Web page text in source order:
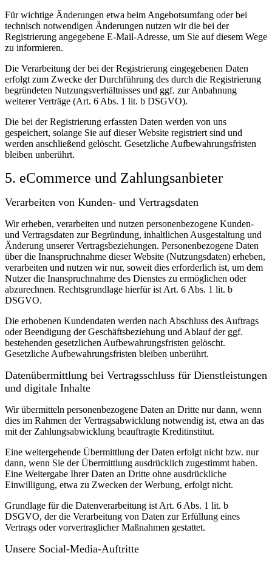
Für wichtige Änderungen etwa beim Angebotsumfang oder bei
technisch notwendigen Änderungen nutzen wir die bei der
Registrierung angegebene E-Mail-Adresse, um Sie auf diesem Wege
zu informieren.
Die Verarbeitung der bei der Registrierung eingegebenen Daten
erfolgt zum Zwecke der Durchführung des durch die Registrierung
begründeten Nutzungsverhältnisses und ggf. zur Anbahnung
weiterer Verträge (Art. 6 Abs. 1 lit. b DSGVO).
Die bei der Registrierung erfassten Daten werden von uns
gespeichert, solange Sie auf dieser Website registriert sind und
werden anschließend gelöscht. Gesetzliche Aufbewahrungsfristen
bleiben unberührt.
5. eCommerce und Zahlungs­anbieter
Verarbeiten von Kunden- und Vertragsdaten
Wir erheben, verarbeiten und nutzen personenbezogene Kunden-
und Vertragsdaten zur Begründung, inhaltlichen Ausgestaltung und
Änderung unserer Vertragsbeziehungen. Personenbezogene Daten
über die Inanspruchnahme dieser Website (Nutzungsdaten) erheben,
verarbeiten und nutzen wir nur, soweit dies erforderlich ist, um dem
Nutzer die Inanspruchnahme des Dienstes zu ermöglichen oder
abzurechnen. Rechtsgrundlage hierfür ist Art. 6 Abs. 1 lit. b
DSGVO.
Die erhobenen Kundendaten werden nach Abschluss des Auftrags
oder Beendigung der Geschäftsbeziehung und Ablauf der ggf.
bestehenden gesetzlichen Aufbewahrungsfristen gelöscht.
Gesetzliche Aufbewahrungsfristen bleiben unberührt.
Daten­übermittlung bei Vertragsschluss für Dienstleistungen
und digitale Inhalte
Wir übermitteln personenbezogene Daten an Dritte nur dann, wenn
dies im Rahmen der Vertragsabwicklung notwendig ist, etwa an das
mit der Zahlungsabwicklung beauftragte Kreditinstitut.
Eine weitergehende Übermittlung der Daten erfolgt nicht bzw. nur
dann, wenn Sie der Übermittlung ausdrücklich zugestimmt haben.
Eine Weitergabe Ihrer Daten an Dritte ohne ausdrückliche
Einwilligung, etwa zu Zwecken der Werbung, erfolgt nicht.
Grundlage für die Datenverarbeitung ist Art. 6 Abs. 1 lit. b
DSGVO, der die Verarbeitung von Daten zur Erfüllung eines
Vertrags oder vorvertraglicher Maßnahmen gestattet.
Unsere Social-Media-Auftritte